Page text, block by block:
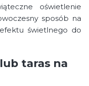
oświetlenie
sposób na
świetlnego do
taras na